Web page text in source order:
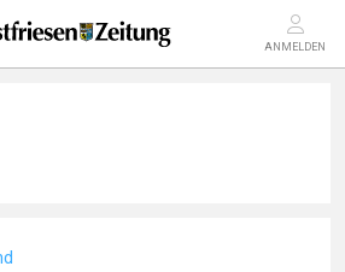
ANMELDEN